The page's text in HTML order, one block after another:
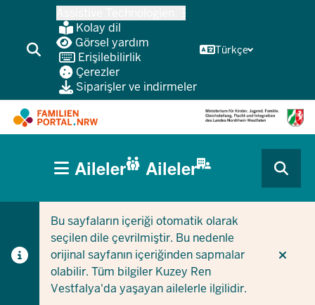
Kolay dil
Görsel yardım
Erişilebilirlik
Çerezler
Siparişler ve indirmeler
Türkçe
CURRENT SECTION AILELER IÇIN
CURRENT SECTION ŞIRKETLER/BELEDIYELER IÇIN
HAUPTNAVIGATION
(BÜRGERBEREICH
Aileler Aileler
Bu sayfaların içeriği otomatik olarak
seçilen dile çevrilmiştir. Bu nedenle
orijinal sayfanın içeriğinden sapmalar
olabilir. Tüm bilgiler Kuzey Ren
Vestfalya'da yaşayan ailelerle ilgilidir.